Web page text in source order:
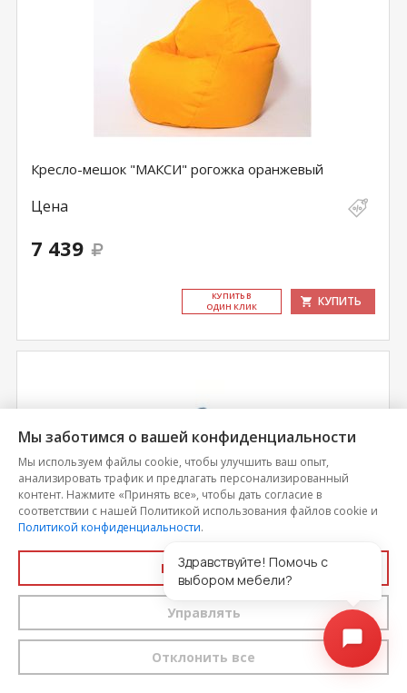
Кресло-мешок "МАКСИ" рогожка оранжевый
Цена
7 439
КУ­ПИТЬ В
ОДИН КЛИК
КУПИТЬ
Кресло-мешок "МАКСИ" рогожка морской
Мы заботимся о вашей конфиденциальности
Мы используем файлы cookie, чтобы улучшить ваш опыт,
анализировать трафик и предлагать персонализированный
контент. Нажмите «Принять все», чтобы дать согласие в
соответствии с нашей Политикой использования файлов cookie и
Политикой конфиденциальности.
Принять все
Управлять
Отклонить все
Здравствуйте! Помочь с
выбором мебели?